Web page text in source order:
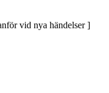
vid nya händelser ]